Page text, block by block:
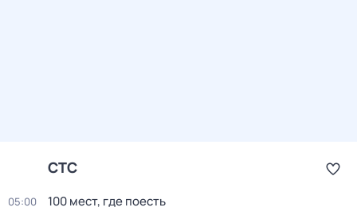
СТС
05:00 100 мест, где поесть